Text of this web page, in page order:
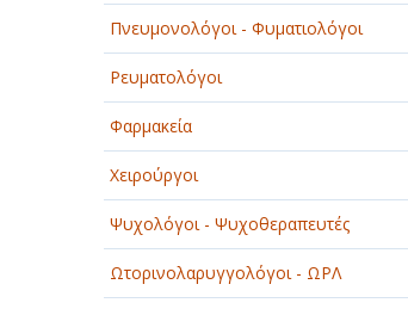
Πνευμονολόγοι - Φυματιολόγοι
Ρευματολόγοι
Φαρμακεία
Χειρούργοι
Ψυχολόγοι - Ψυχοθεραπευτές
Ωτορινολαρυγγολόγοι - ΩΡΛ